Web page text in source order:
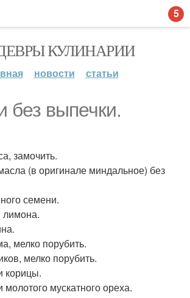
КУЛИНАРИИ
новости статьи
без выпечки.
замочить.
(в оригинале миндальное) без
семени.
мелко порубить.
мелко порубить.
корицы.
мускатного ореха.
5